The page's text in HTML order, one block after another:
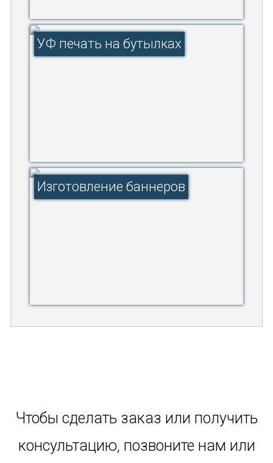
УФ печать на бутылках
Изготовление баннеров
Чтобы сделать заказ или получить
консультацию, позвоните нам или